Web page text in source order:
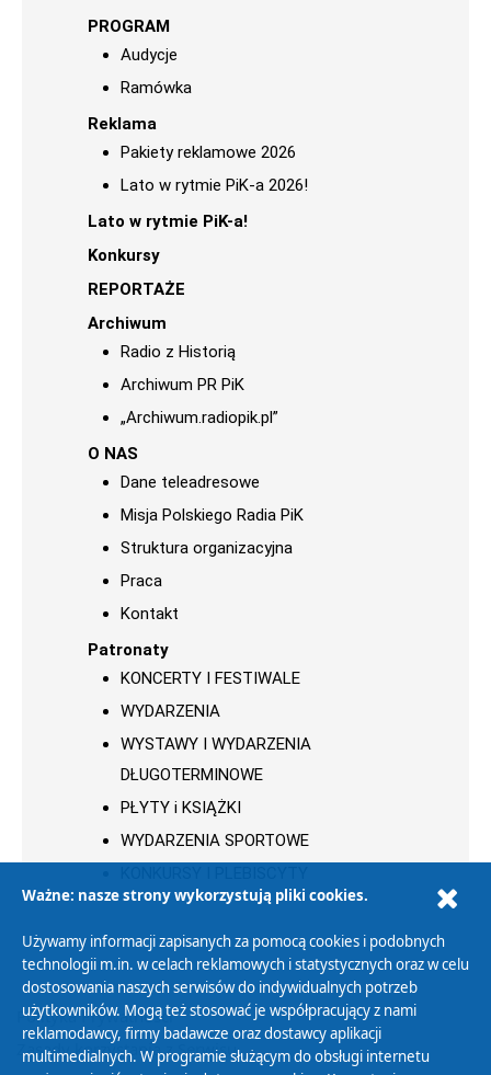
PROGRAM
Audycje
Ramówka
Reklama
Pakiety reklamowe 2026
Lato w rytmie PiK-a 2026!
Lato w rytmie PiK-a!
Konkursy
REPORTAŻE
Archiwum
Radio z Historią
Archiwum PR PiK
„Archiwum.radiopik.pl”
O NAS
Dane teleadresowe
Misja Polskiego Radia PiK
Struktura organizacyjna
Praca
Kontakt
Patronaty
KONCERTY I FESTIWALE
WYDARZENIA
WYSTAWY I WYDARZENIA
DŁUGOTERMINOWE
PŁYTY i KSIĄŻKI
WYDARZENIA SPORTOWE
Polityka Prywatności
Zasady korzystania z Serwisu
Ważne: nasze strony wykorzystują pliki cookies.
Używamy informacji zapisanych za pomocą cookies i podobnych
technologii m.in. w celach reklamowych i statystycznych oraz w celu
dostosowania naszych serwisów do indywidualnych potrzeb
użytkowników. Mogą też stosować je współpracujący z nami
reklamodawcy, firmy badawcze oraz dostawcy aplikacji
multimedialnych. W programie służącym do obsługi internetu